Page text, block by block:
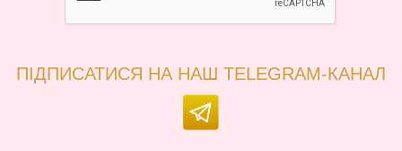
ПІДПИСАТИСЯ НА НАШ TELEGRAM-КАНАЛ